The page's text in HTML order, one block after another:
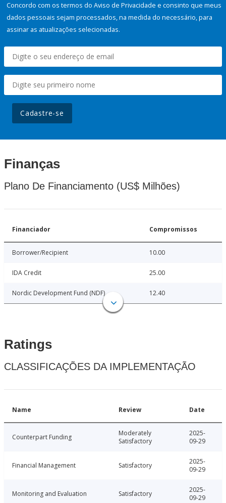
Concordo com os termos do Aviso de Privacidade e consinto que meus
dados pessoais sejam processados, na medida do necessário, para
assinar as atualizações selecionadas.
Cadastre-se
Finanças
Plano De Financiamento (US$ Milhões)
Financiador Compromissos
Borrower/Recipient 10.00
IDA Credit 25.00
Nordic Development Fund (NDF) 12.40
Ratings
CLASSIFICAÇÕES DA IMPLEMENTAÇÃO
Name Review Date
Counterpart Funding
Moderately
Satisfactory
2025-
09-29
Financial Management Satisfactory
2025-
09-29
Monitoring and Evaluation Satisfactory
2025-
09-29